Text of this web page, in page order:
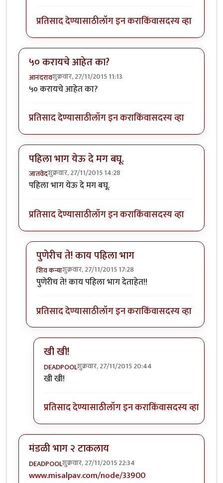
प्रतिसाद देण्यासाठीलॉग इन कराकिंवासदस्य व्हा
५० करायचे आहेत का?
आनंदरावशुक्रवार, 27/11/2015 11:13
५० करायचे आहेत का?
प्रतिसाद देण्यासाठीलॉग इन कराकिंवासदस्य व्हा
पहिला भाग येऊ दे मग बघू.
जातवेदशुक्रवार, 27/11/2015 14:28
पहिला भाग येऊ दे मग बघू.
प्रतिसाद देण्यासाठीलॉग इन कराकिंवासदस्य व्हा
पुणेरीच ते! काय पहिला भाग
शिव कन्याशुक्रवार, 27/11/2015 17:28
In reply toपहिला भाग येऊ दे मग बघू.
पुणेरीच ते! काय पहिला भाग देताहेत!!
प्रतिसाद देण्यासाठीलॉग इन कराकिंवासदस्य व्हा
खी खी!
DEADPOOLशुक्रवार, 27/11/2015 20:44
In reply to
खी खी!
प्रतिसाद देण्यासाठीलॉग इन कराकिंवासदस्य व्हा
मंडळी भाग २ टाकलाय
DEADPOOLशुक्रवार, 27/11/2015 22:34
www.misalpav.com/node/33900